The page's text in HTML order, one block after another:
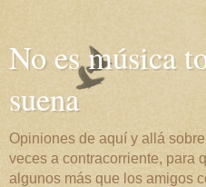
No es música
suena
Opiniones de aquí y allá
veces a contracorriente, para
algunos más que los amigos